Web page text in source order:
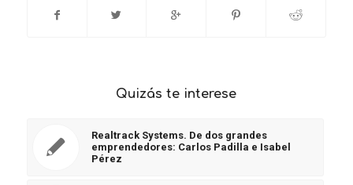
Quizás te interese
Realtrack Systems. De dos grandes
emprendedores: Carlos Padilla e Isabel
Pérez